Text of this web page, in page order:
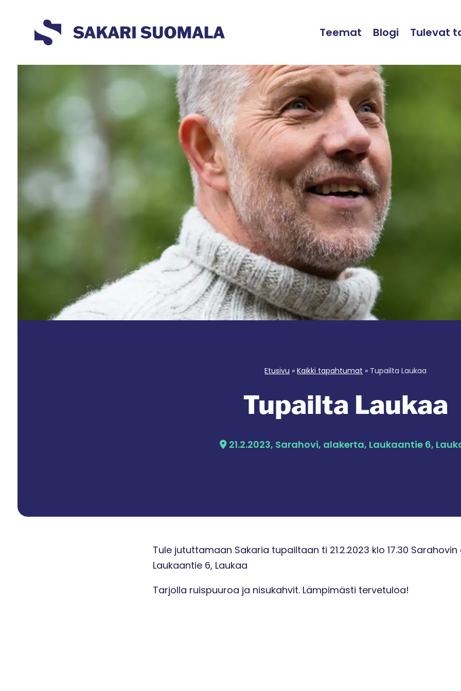
Teemat Blogi Tulevat
Etusivu »Kaikki tapahtumat » Tupailta Laukaa
Tupailta Laukaa
21.2.2023, Sarahovi, alakerta, Laukaantie 6,
Tule jututtamaan Sakaria tupailtaan ti 21.2.2023 klo 17.30
Laukaantie 6, Laukaa
Tarjolla ruispuuroa ja nisukahvit. Lämpimästi tervetuloa!